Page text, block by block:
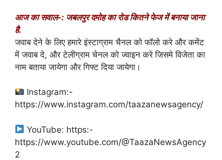
आज का सवाल-: जबलपुर दमोह का रोड कितने फेज में बनाया जाना
है.
जवाब देने के लिए हमारे इंस्टाग्राम चैनल को फॉलो करे और कमेंट
में जवाब दे, और टेलीग्राम चेनल को ज्वाइन करे जिसमे विजेता का
नाम बताया जायेगा और गिफ्ट दिया जायेगा।
Instagram:-
https://www.instagram.com/taazanewsagency/
YouTube: https:-
https://www.youtube.com/@TaazaNewsAgency
2